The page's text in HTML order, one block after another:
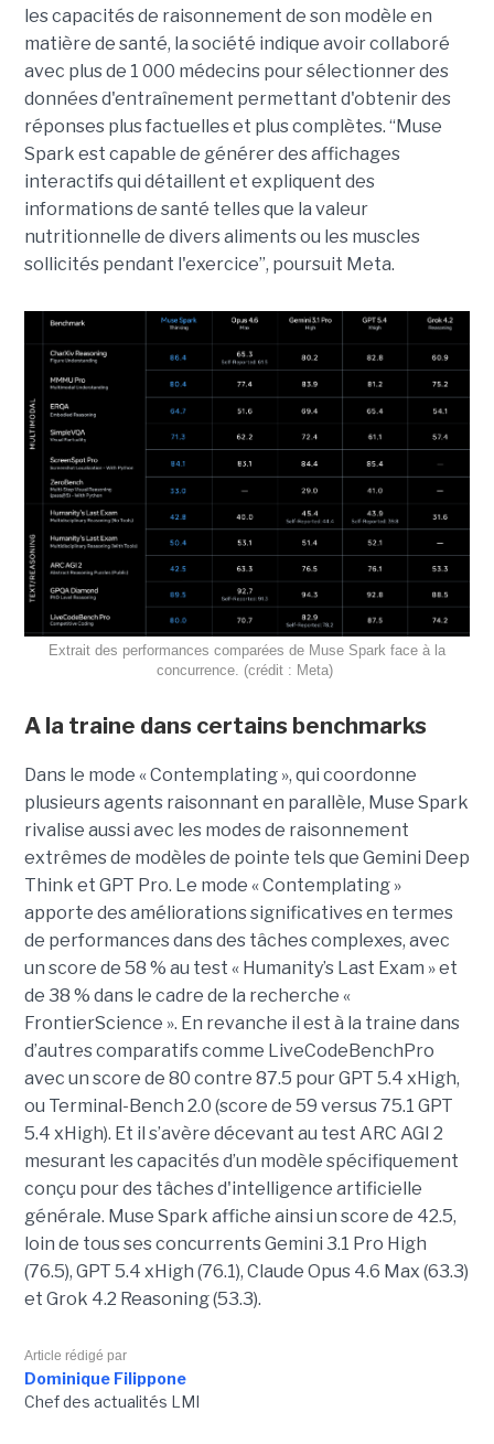
les capacités de raisonnement de son modèle en
matière de santé, la société indique avoir collaboré
avec plus de 1 000 médecins pour sélectionner des
données d'entraînement permettant d'obtenir des
réponses plus factuelles et plus complètes. “Muse
Spark est capable de générer des affichages
interactifs qui détaillent et expliquent des
informations de santé telles que la valeur
nutritionnelle de divers aliments ou les muscles
sollicités pendant l'exercice”, poursuit Meta.
Extrait des performances comparées de Muse Spark face à la
concurrence. (crédit : Meta)
A la traine dans certains benchmarks
Dans le mode « Contemplating », qui coordonne
plusieurs agents raisonnant en parallèle, Muse Spark
rivalise aussi avec les modes de raisonnement
extrêmes de modèles de pointe tels que Gemini Deep
Think et GPT Pro. Le mode « Contemplating »
apporte des améliorations significatives en termes
de performances dans des tâches complexes, avec
un score de 58 % au test « Humanity’s Last Exam » et
de 38 % dans le cadre de la recherche «
FrontierScience ». En revanche il est à la traine dans
d’autres comparatifs comme LiveCodeBenchPro
avec un score de 80 contre 87.5 pour GPT 5.4 xHigh,
ou Terminal-Bench 2.0 (score de 59 versus 75.1 GPT
5.4 xHigh). Et il s’avère décevant au test ARC AGI 2
mesurant les capacités d’un modèle spécifiquement
conçu pour des tâches d'intelligence artificielle
générale. Muse Spark affiche ainsi un score de 42.5,
loin de tous ses concurrents Gemini 3.1 Pro High
(76.5), GPT 5.4 xHigh (76.1), Claude Opus 4.6 Max (63.3)
et Grok 4.2 Reasoning (53.3).
Article rédigé par
Dominique Filippone
Chef des actualités LMI